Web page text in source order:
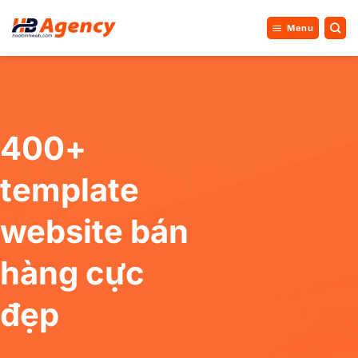
qua
Menu
400+
template
website bán
hàng cực
đẹp